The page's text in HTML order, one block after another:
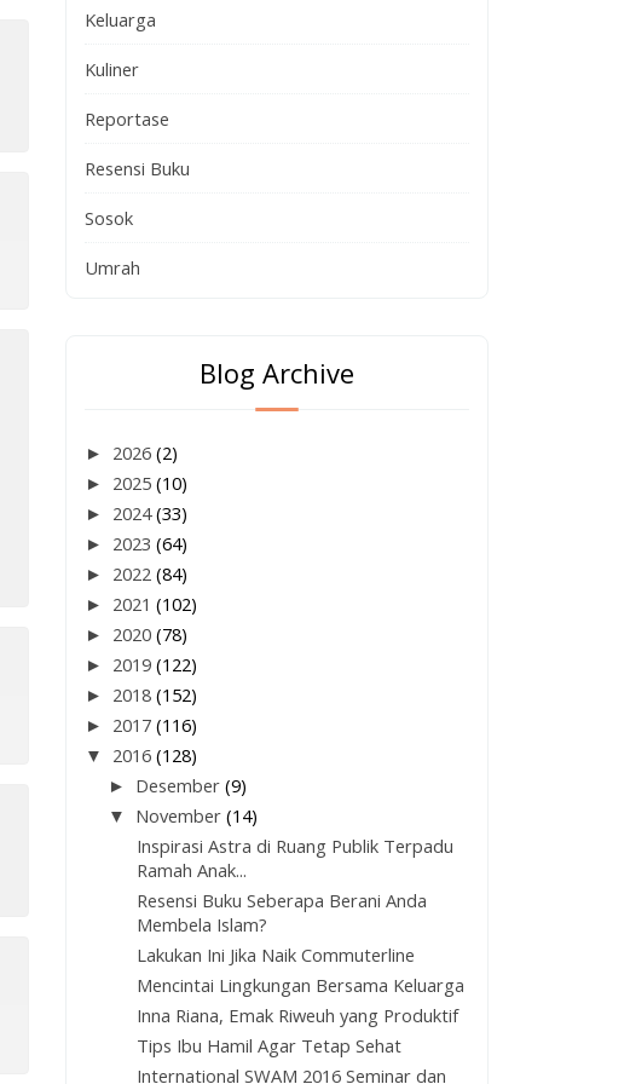
Keluarga
Kuliner
Reportase
Resensi Buku
Sosok
Umrah
Blog Archive
► 2026 (2)
► 2025 (10)
► 2024(33)
► 2023 (64)
► 2022 (84)
► 2021 (102)
► 2020 (78)
► 2019 (122)
► 2018 (152)
► 2017 (116)
▼ 2016 (128)
► Desember(9)
▼ November(14)
Inspirasi Astra di Ruang Publik Terpadu
Ramah Anak...
Resensi Buku Seberapa Berani Anda
Membela Islam?
Lakukan Ini Jika Naik Commuterline
Mencintai Lingkungan Bersama Keluarga
Inna Riana, Emak Riweuh yang Produktif
Tips Ibu Hamil Agar Tetap Sehat
International SWAM 2016 Seminar dan